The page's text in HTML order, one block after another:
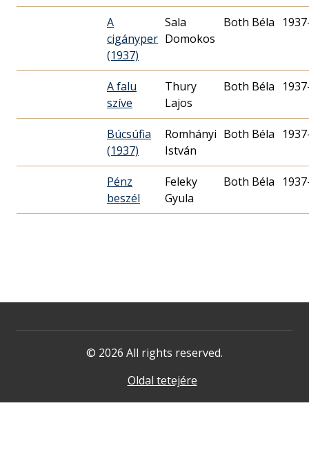
A
cigányper
(1937)
Sala
Domokos
Both Béla
A falu
szíve
Thury
Lajos
Both Béla
Búcsúfia
(1937)
Romhányi
István
Both Béla
Pénz
beszél
Feleky
Gyula
Both Béla
© 2026 All rights reserved.
Oldal tetejére